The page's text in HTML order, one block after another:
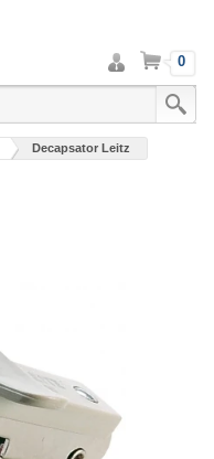
Intra
in
cont
Cos 0
Decapsator Leitz